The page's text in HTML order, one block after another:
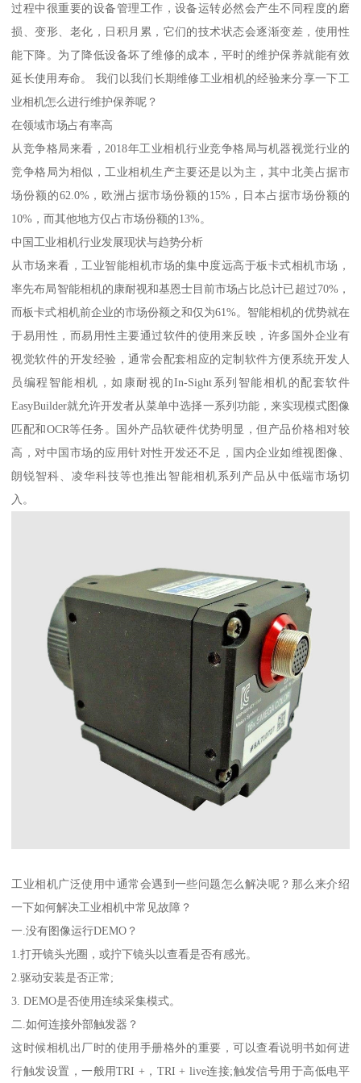
过程中很重要的设备管理工作，设备运转必然会产生不同程度的磨
损、变形、老化，日积月累，它们的技术状态会逐渐变差，使用性
能下降。为了降低设备坏了维修的成本，平时的维护保养就能有效
延长使用寿命。 我们以我们长期维修工业相机的经验来分享一下工
业相机怎么进行维护保养呢？
在领域市场占有率高
从竞争格局来看，2018年工业相机行业竞争格局与机器视觉行业的
竞争格局为相似，工业相机生产主要还是以为主，其中北美占据市
场份额的62.0%，欧洲占据市场份额的15%，日本占据市场份额的
10%，而其他地方仅占市场份额的13%。
中国工业相机行业发展现状与趋势分析
从市场来看，工业智能相机市场的集中度远高于板卡式相机市场，
率先布局智能相机的康耐视和基恩士目前市场占比总计已超过70%，
而板卡式相机前企业的市场份额之和仅为61%。智能相机的优势就在
于易用性，而易用性主要通过软件的使用来反映，许多国外企业有
视觉软件的开发经验，通常会配套相应的定制软件方便系统开发人
员编程智能相机，如康耐视的In-Sight系列智能相机的配套软件
EasyBuilder就允许开发者从菜单中选择一系列功能，来实现模式图像
匹配和OCR等任务。国外产品软硬件优势明显，但产品价格相对较
高，对中国市场的应用针对性开发还不足，国内企业如维视图像、
朗锐智科、凌华科技等也推出智能相机系列产品从中低端市场切
入。
工业相机广泛使用中通常会遇到一些问题怎么解决呢？那么来介绍
一下如何解决工业相机中常见故障？
一.没有图像运行DEMO？
1.打开镜头光圈，或拧下镜头以查看是否有感光。
2.驱动安装是否正常;
3. DEMO是否使用连续采集模式。
二.如何连接外部触发器？
这时候相机出厂时的使用手册格外的重要，可以查看说明书如何进
行触发设置，一般用TRI +，TRI + live连接;触发信号用于高低电平